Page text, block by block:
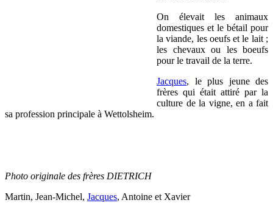
On élevait les animaux
domestiques et le bétail pour
la viande, les oeufs et le lait ;
les chevaux ou les boeufs
pour le travail de la terre.
Jacques, le plus jeune des
frères qui était attiré par la
culture de la vigne, en a fait
sa profession principale à Wettolsheim.
Photo originale des frères DIETRICH
Martin, Jean-Michel, Jacques, Antoine et Xavier